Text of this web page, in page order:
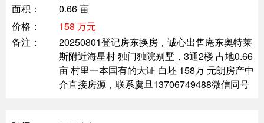
面积：
0.66 亩
价格：
158 万元
备注：
20250801登记房东换房，诚心出售庵东奥特莱
斯附近海星村 独门独院别墅，3通2楼 占地0.66
亩 村里一本国有的大证 白坯 158万 元朗房产中
介直接房源，联系虞旦13706749488微信同号